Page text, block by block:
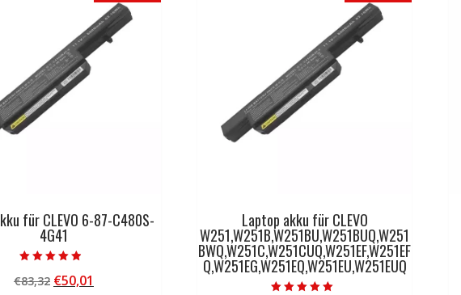
für CLEVO 6-87-C480S-
4G41
4.50
von 5
€83,32 Ursprünglicher
€50,01
Laptop akku für CLEVO
W251,W251B,W251BU,W251BUQ,W251
BWQ,W251C,W251CUQ,W251EF,W251EF
Q,W251EG,W251EQ,W251EU,W251EUQ